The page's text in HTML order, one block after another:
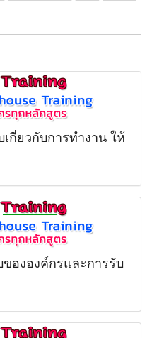
กี่ยวกับการทำงาน ให้
ององค์กรและการรับ